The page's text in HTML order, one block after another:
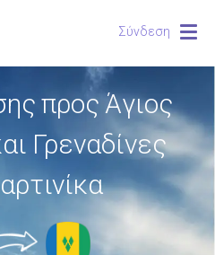
Σύνδεση
προς Άγιος
Γρεναδίνες